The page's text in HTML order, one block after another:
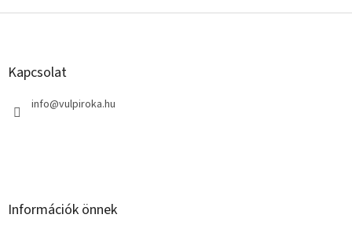
L
Kapcsolat
info@vulpiroka.hu
Információk önnek